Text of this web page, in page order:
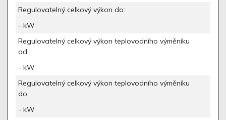
Regulovatelný celkový výkon do:
- kW
Regulovatelný celkový výkon teplovodního výměníku
od:
- kW
Regulovatelný celkový výkon teplovodního výměníku
do:
- kW